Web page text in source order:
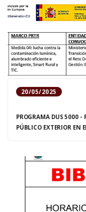
20/05/2025
PROGRAMA DUS 5000 -
PÚBLICO EXTERIOR EN